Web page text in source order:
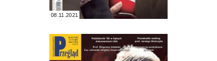
08.11.2021